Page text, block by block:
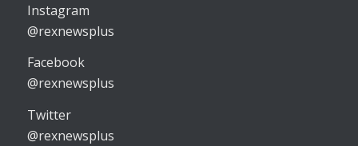
Instagram
@rexnewsplus
Facebook
@rexnewsplus
Twitter
@rexnewsplus